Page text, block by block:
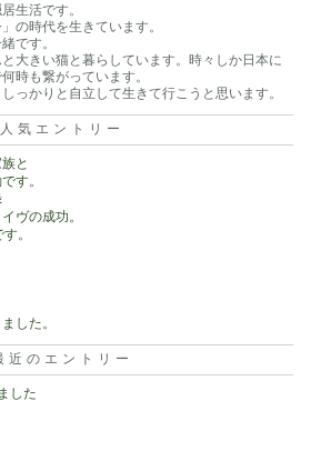
生活です。
の時代を生きています。
です。
大きい猫と暮らしています。時々しか日本に
時も繋がっています。
っかりと自立して生きて行こうと思います。
人気エントリー
と
す。
ヴの成功。
。
した。
近のエントリー
した